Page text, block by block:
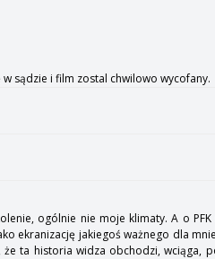
sądzie i film zostal chwilowo wycofany.
ogólnie nie moje klimaty. A o PFK
ekranizację jakiegoś ważnego dla
ta historia widza obchodzi, wciąga,